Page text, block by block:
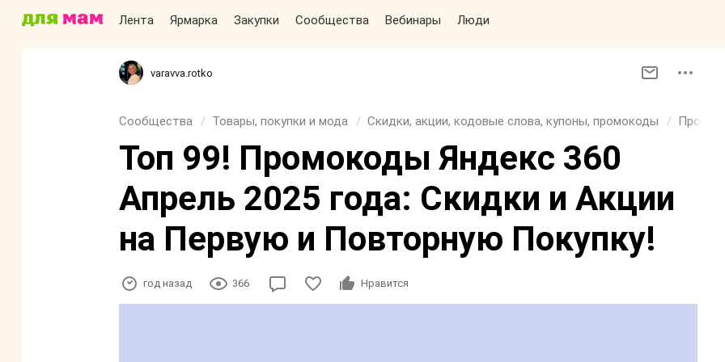
Лента Ярмарка Закупки Сообщества Вебинары Люди
varavva.rotko
Сообщества Товары, покупки и мода Скидки, акции, кодовые слова, купоны, промокоды
Топ 99! Промокоды Яндекс 360
Апрель 2025 года: Скидки и Акции
на Первую и Повторную Покупку!
год назад 366 Нравится